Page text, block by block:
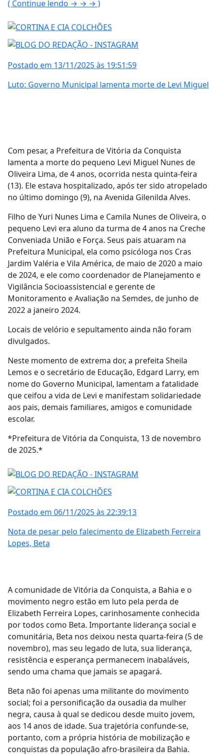
( Continue lendo → → → )
Postado em 13/11/2025 às 19:51:59
Luto: Governo Municipal lamenta morte de Levi Miguel
Com pesar, a Prefeitura de Vitória da Conquista
lamenta a morte do pequeno Levi Miguel Nunes de
Oliveira Lima, de 4 anos, ocorrida nesta quinta-feira
(13). Ele estava hospitalizado, após ter sido atropelado
no último domingo (9), na Avenida Gilenilda Alves.
Filho de Yuri Nunes Lima e Camila Nunes de Oliveira, o
pequeno Levi era aluno da turma de 4 anos na Creche
Conveniada União e Força. Seus pais atuaram na
Prefeitura Municipal, ela como psicóloga nos Cras
Jardim Valéria e Vila América, de maio de 2020 a maio
de 2024, e ele como coordenador de Planejamento e
Vigilância Socioassistencial e gerente de
Monitoramento e Avaliação na Semdes, de junho de
2022 a janeiro 2024.
Locais de velório e sepultamento ainda não foram
divulgados.
Neste momento de extrema dor, a prefeita Sheila
Lemos e o secretário de Educação, Edgard Larry, em
nome do Governo Municipal, lamentam a fatalidade
que ceifou a vida de Levi e manifestam solidariedade
aos pais, demais familiares, amigos e comunidade
escolar.
*Prefeitura de Vitória da Conquista, 13 de novembro
de 2025.*
Postado em 06/11/2025 às 22:39:13
Nota de pesar pelo falecimento de Elizabeth Ferreira
Lopes, Beta
A comunidade de Vitória da Conquista, a Bahia e o
movimento negro estão em luto pela perda de
Elizabeth Ferreira Lopes, carinhosamente conhecida
por todos como Beta. Importante liderança social e
comunitária, Beta nos deixou nesta quarta-feira (5 de
novembro), mas seu legado de luta, sua liderança,
resistência e esperança permanecem inabaláveis,
sendo uma chama que jamais se apagará.
Beta não foi apenas uma militante do movimento
social; foi a personificação da ousadia da mulher
negra, causa à qual se dedicou desde muito jovem,
aos 14 anos de idade. Sua trajetória confunde-se,
portanto, com a própria história de mobilização e
conquistas da população afro-brasileira da Bahia.